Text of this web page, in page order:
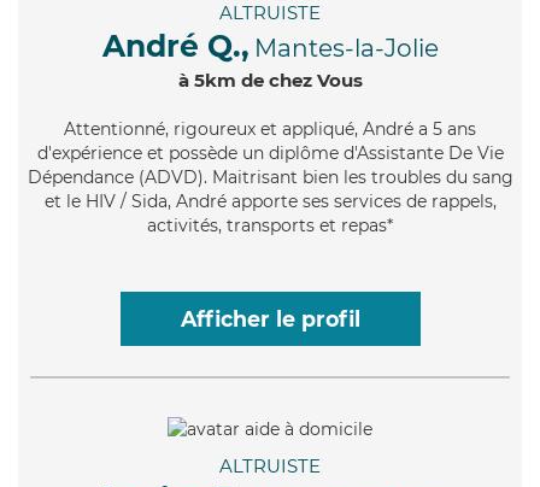
ALTRUISTE
André Q., Mantes-la-Jolie
à 5km de chez Vous
Attentionné, rigoureux et appliqué, André a 5 ans
d'expérience et possède un diplôme d'Assistante De Vie
Dépendance (ADVD). Maitrisant bien les troubles du sang
et le HIV / Sida, André apporte ses services de rappels,
activités, transports et repas*
Afficher le profil
ALTRUISTE